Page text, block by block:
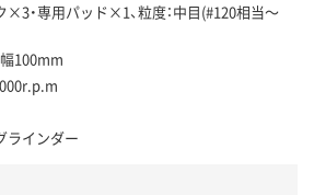
×3・専用パッド×1、粒度：中目(#120相当～
100mm
ラインダー